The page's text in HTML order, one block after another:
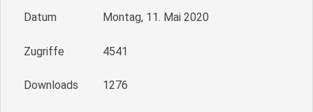
Datum Montag, 11. Mai 2020
Zugriffe 4541
Downloads 1276